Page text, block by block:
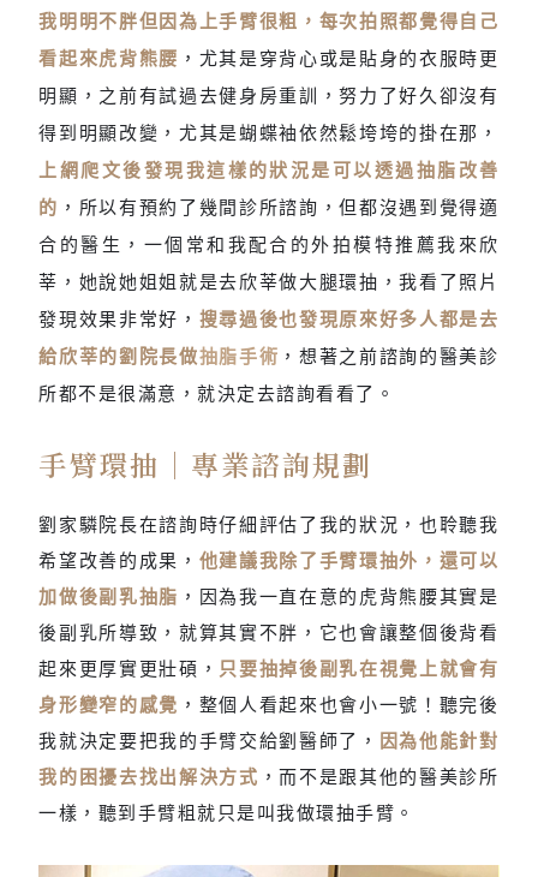
手臂粗看起來虎背熊腰
我明明不胖但因為上手臂很粗，每次拍照都覺得自己
看起來虎背熊腰 ，尤其是穿背心或是貼身的衣服時更
明顯，之前有試過去健身房重訓，努力了好久卻沒有
得到明顯改變，尤其是蝴蝶袖依然鬆垮垮的掛在那，
上網爬文後發現我這樣的狀況是可以透過抽脂改善
的 ，所以有預約了幾間診所諮詢，但都沒遇到覺得適
合的醫生，一個常和我配合的外拍模特推薦我來欣
莘，她說她姐姐就是去欣莘做大腿環抽，我看了照片
發現效果非常好， 搜尋過後也發現原來好多人都是去
給欣莘的劉院長做抽脂手術 ，想著之前諮詢的醫美診
所都不是很滿意，就決定去諮詢看看了。
手臂環抽｜專業諮詢規劃
劉家驎院長在諮詢時仔細評估了我的狀況，也聆聽我
希望改善的成果， 他建議我除了手臂環抽外，還可以
加做後副乳抽脂 ，因為我一直在意的虎背熊腰其實是
後副乳所導致，就算其實不胖，它也會讓整個後背看
起來更厚實更壯碩， 只要抽掉後副乳在視覺上就會有
身形變窄的感覺 ，整個人看起來也會小一號！聽完後
我就決定要把我的手臂交給劉醫師了， 因為他能針對
我的困擾去找出解決方式 ，而不是跟其他的醫美診所
一樣，聽到手臂粗就只是叫我做環抽手臂。